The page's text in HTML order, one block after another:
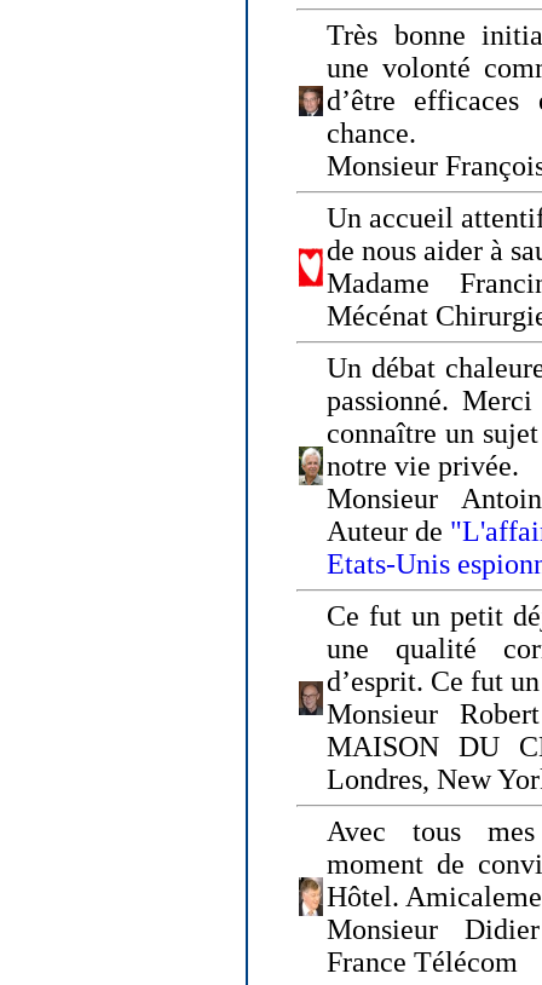
Très bonne
une volonté
d’être
chance.
Monsieur
Un accueil
de nous aider à
Madame
Mécénat
Un débat
passionné.
connaître un
notre vie privée.
Monsieur
Auteur de
Etats-Unis
Ce fut un petit
une qualité
d’esprit. Ce fut
Monsieur
MAISON DU
Londres, New
Avec tous
moment de
Hôtel.
Monsieur
France Télécom